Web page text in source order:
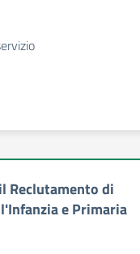
Reclutamento di
e Primaria